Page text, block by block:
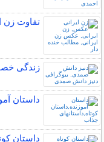
تفاوت زن
زندگی
داستان
داستان